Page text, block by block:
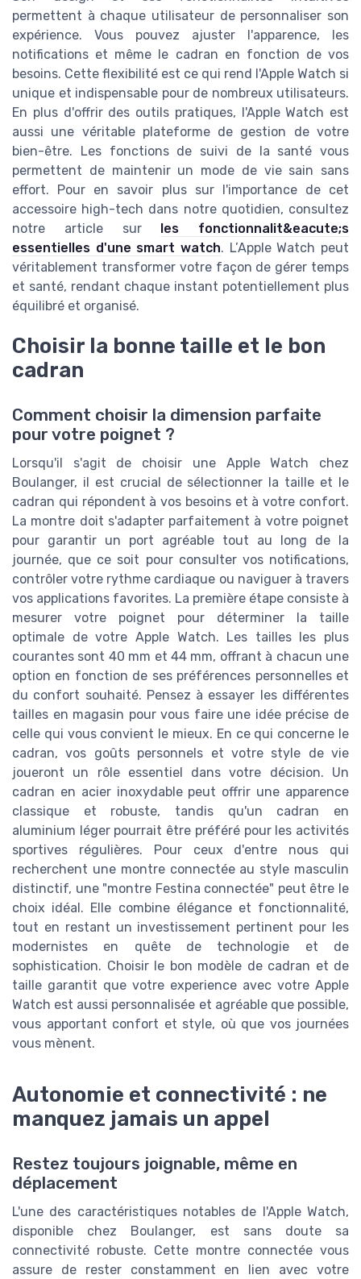
permettent à chaque utilisateur de personnaliser son
expérience. Vous pouvez ajuster l'apparence, les
notifications et même le cadran en fonction de vos
besoins. Cette flexibilité est ce qui rend l'Apple Watch si
unique et indispensable pour de nombreux utilisateurs.
En plus d'offrir des outils pratiques, l'Apple Watch est
aussi une véritable plateforme de gestion de votre
bien-être. Les fonctions de suivi de la santé vous
permettent de maintenir un mode de vie sain sans
effort. Pour en savoir plus sur l'importance de cet
accessoire high-tech dans notre quotidien, consultez
notre article sur les fonctionnalit&eacute;s
essentielles d'une smart watch. L’Apple Watch peut
véritablement transformer votre façon de gérer temps
et santé, rendant chaque instant potentiellement plus
équilibré et organisé.
Choisir la bonne taille et le bon
cadran
Comment choisir la dimension parfaite
pour votre poignet ?
Lorsqu'il s'agit de choisir une Apple Watch chez
Boulanger, il est crucial de sélectionner la taille et le
cadran qui répondent à vos besoins et à votre confort.
La montre doit s'adapter parfaitement à votre poignet
pour garantir un port agréable tout au long de la
journée, que ce soit pour consulter vos notifications,
contrôler votre rythme cardiaque ou naviguer à travers
vos applications favorites. La première étape consiste à
mesurer votre poignet pour déterminer la taille
optimale de votre Apple Watch. Les tailles les plus
courantes sont 40 mm et 44 mm, offrant à chacun une
option en fonction de ses préférences personnelles et
du confort souhaité. Pensez à essayer les différentes
tailles en magasin pour vous faire une idée précise de
celle qui vous convient le mieux. En ce qui concerne le
cadran, vos goûts personnels et votre style de vie
joueront un rôle essentiel dans votre décision. Un
cadran en acier inoxydable peut offrir une apparence
classique et robuste, tandis qu'un cadran en
aluminium léger pourrait être préféré pour les activités
sportives régulières. Pour ceux d'entre nous qui
recherchent une montre connectée au style masculin
distinctif, une "montre Festina connectée" peut être le
choix idéal. Elle combine élégance et fonctionnalité,
tout en restant un investissement pertinent pour les
modernistes en quête de technologie et de
sophistication. Choisir le bon modèle de cadran et de
taille garantit que votre experience avec votre Apple
Watch est aussi personnalisée et agréable que possible,
vous apportant confort et style, où que vos journées
vous mènent.
Autonomie et connectivité : ne
manquez jamais un appel
Restez toujours joignable, même en
déplacement
L'une des caractéristiques notables de l'Apple Watch,
disponible chez Boulanger, est sans doute sa
connectivité robuste. Cette montre connectée vous
assure de rester constamment en lien avec votre